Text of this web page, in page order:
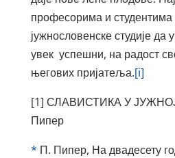
професорима и студентима
јужнословенске студије
увек успешни, на радост
његових пријатеља.[i]
[1] СЛАВИСТИКА У
Пипер
* П. Пипер, На двадесету